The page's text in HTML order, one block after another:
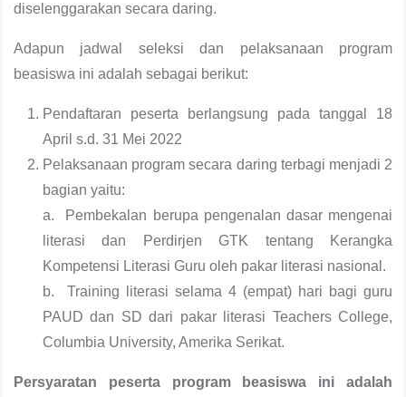
diselenggarakan secara daring.
Adapun jadwal seleksi dan pelaksanaan program
beasiswa ini adalah sebagai berikut:
Pendaftaran peserta berlangsung pada tanggal 18
April s.d. 31 Mei 2022
Pelaksanaan program secara daring terbagi menjadi 2
bagian yaitu:
a. Pembekalan berupa pengenalan dasar mengenai
literasi dan Perdirjen GTK tentang Kerangka
Kompetensi Literasi Guru oleh pakar literasi nasional.
b. Training literasi selama 4 (empat) hari bagi guru
PAUD dan SD dari pakar literasi Teachers College,
Columbia University, Amerika Serikat.
Persyaratan peserta program beasiswa ini adalah